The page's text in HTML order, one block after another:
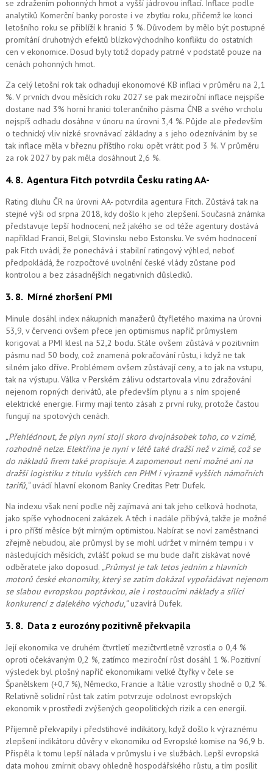
se zdražením pohonných hmot a vyšší jádrovou inflací. Inflace podle
analytiků Komerční banky poroste i ve zbytku roku, přičemž ke konci
letošního roku se přiblíží k hranici 3 %. Důvodem by mělo být postupné
promítání druhotných efektů blízkovýchodního konfliktu do ostatních
cen v ekonomice. Dosud byly totiž dopady patrné v podstatě pouze na
cenách pohonných hmot.
Za celý letošní rok tak odhadují ekonomové KB inflaci v průměru na 2,1
%. V prvních dvou měsících roku 2027 se pak meziroční inflace nejspíše
dostane nad 3% horní hranici tolerančního pásma ČNB a svého vrcholu
nejspíš odhadu dosáhne v únoru na úrovni 3,4 %. Půjde ale především
o technický vliv nízké srovnávací základny a s jeho odezníváním by se
tak inflace měla v březnu příštího roku opět vrátit pod 3 %. V průměru
za rok 2027 by pak měla dosáhnout 2,6 %.
4. 8. Agentura Fitch potvrdila Česku rating AA-
Rating dluhu ČR na úrovni AA- potvrdila agentura Fitch. Zůstává tak na
stejné výši od srpna 2018, kdy došlo k jeho zlepšení. Současná známka
představuje lepší hodnocení, než jakého se od téže agentury dostává
například Francii, Belgii, Slovinsku nebo Estonsku. Ve svém hodnocení
pak Fitch uvádí, že ponechává i stabilní ratingový výhled, neboť
předpokládá, že rozpočtové uvolnění české vlády zůstane pod
kontrolou a bez zásadnějších negativních důsledků.
3. 8. Mírné zhoršení PMI
Minule dosáhl index nákupních manažerů čtyřletého maxima na úrovni
53,9, v červenci ovšem přece jen optimismus napříč průmyslem
korigoval a PMI klesl na 52,2 bodu. Stále ovšem zůstává v pozitivním
pásmu nad 50 body, což znamená pokračování růstu, i když ne tak
silném jako dříve. Problémem ovšem zůstávají ceny, a to jak na vstupu,
tak na výstupu. Válka v Perském zálivu odstartovala vlnu zdražování
nejenom ropných derivátů, ale především plynu a s ním spojené
elektrické energie. Firmy mají tento zásah z první ruky, protože častou
fungují na spotových cenách.
„Přehlédnout, že plyn nyní stojí skoro dvojnásobek toho, co v zimě,
rozhodně nelze. Elektřina je nyní v létě také dražší než v zimě, což se
do nákladů firem také propisuje. A zapomenout není možnéani na
dražší logistiku z titulu vyšších cen PHM i výrazně vyšších námořních
tarifů,“uvádí hlavní ekonom Banky Creditas Petr Dufek.
Na indexu však není podle něj zajímavá ani tak jeho celková hodnota,
jako spíše vyhodnocení zakázek. A těch i nadále přibývá, takže je možné
i pro příští měsíce být mírným optimistou. Nabírat se noví zaměstnanci
zřejmě nebudou, ale průmysl by se mohl udržet v mírném tempu i v
následujících měsících, zvlášť pokud se mu bude dařit získávat nové
odběratele jako doposud. „Průmysl je tak letos jedním z hlavních
motorů české ekonomiky, který se zatím dokázal vypořádávat nejenom
se slabou evropskou poptávkou, ale i rostoucími náklady a sílící
konkurencí z dalekého východu,“uzavírá Dufek.
3. 8. Data z eurozóny pozitivně překvapila
Její ekonomika ve druhém čtvrtletí mezičtvrtletně vzrostla o 0,4 %
oproti očekávaným 0,2 %, zatímco meziroční růst dosáhl 1 %. Pozitivní
výsledek byl plošný napříč ekonomikami velké čtyřky v čele se
Španělskem (+0,7 %), Německo, Francie a Itálie vzrostly shodně o 0,2 %.
Relativně solidní růst tak zatím potvrzuje odolnost evropských
ekonomik v prostředí zvýšených geopolitických rizik a cen energií.
Příjemně překvapily i předstihové indikátory, když došlo k výraznému
zlepšení indikátoru důvěry v ekonomiku od Evropské komise na 96,9 b.
Přispěla k tomu lepší nálada v průmyslu i ve službách. Lepší evropská
data mohou zmírnit obavy ohledně hospodářského růstu, a tím posílit